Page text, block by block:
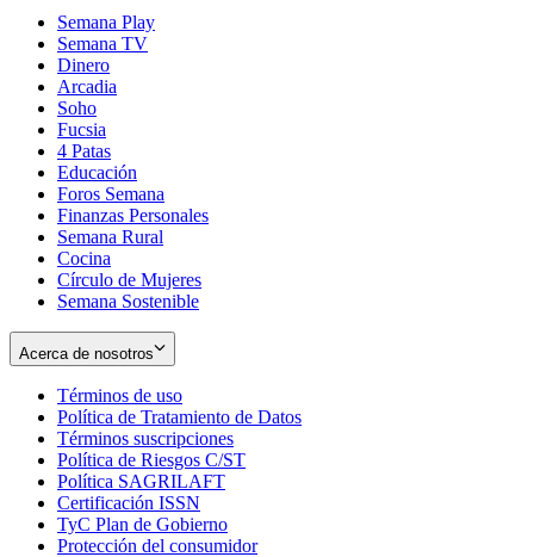
Semana Play
Semana TV
Dinero
Arcadia
Soho
in
new
window
Fucsia
in
new
window
4 Patas
Educación
Foros Semana
Finanzas Personales
Semana Rural
Cocina
Círculo de Mujeres
Semana Sostenible
Acerca de nosotros
Términos de uso
in
new
window
Política de Tratamiento de Datos
Términos suscripciones
in
Política de Riesgos C/ST
Política SAGRILAFT
new
window
Certificación ISSN
in
new
TyC Plan de Gobierno
in
Protección del consumidorOpens